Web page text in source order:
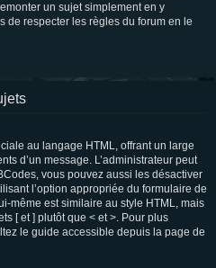
un sujet simplement en y
de respecter les règles du forum en le
au langage HTML, offrant un large
d’un message. L’administrateur peut
vous pouvez aussi les désactiver
l’option appropriée du formulaire de
même est similaire au style HTML, mais
[ et ] plutôt que < et >. Pour plus
le guide accessible depuis la page de